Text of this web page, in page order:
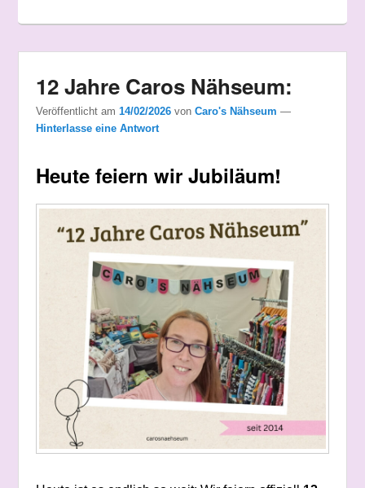
12 Jahre Caros Nähseum:
Veröffentlicht am 14/02/2026 von Caro's Nähseum —
Hinterlasse eine Antwort
Heute feiern wir Jubiläum!